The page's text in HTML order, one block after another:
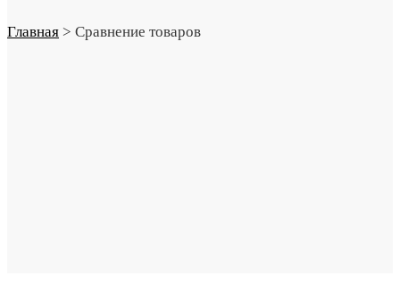
Главная > Сравнение товаров